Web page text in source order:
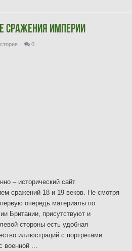
империи
0
– исторический сайт
сражений 18 и 19 веков. Не смотря
очередь материалы по
Британии, присутствуют и
стороны есть удобная
иллюстраций с портретами
военной ...